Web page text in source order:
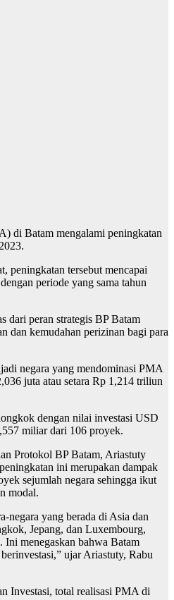
di Batam mengalami peningkatan
peningkatan tersebut mencapai
periode yang sama tahun
dari peran strategis BP Batam
dan kemudahan perizinan bagi para
negara yang mendominasi PMA
juta atau setara Rp 1,214 triliun
dengan nilai investasi USD
miliar dari 106 proyek.
Protokol BP Batam, Ariastuty
ini merupakan dampak
sejumlah negara sehingga ikut
modal.
negara yang berada di Asia dan
Jepang, dan Luxembourg,
Ini menegaskan bahwa Batam
ujar Ariastuty, Rabu
Investasi, total realisasi PMA di